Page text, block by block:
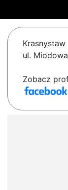
Krasnystaw
ul.
Zobacz